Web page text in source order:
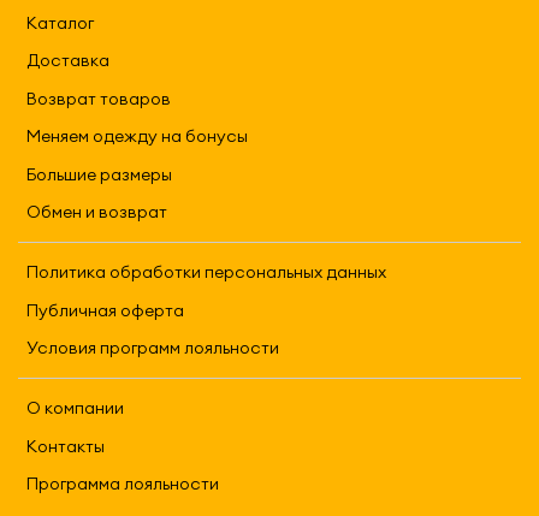
Каталог
Доставка
Возврат товаров
Меняем одежду на бонусы
Большие размеры
Обмен и возврат
Политика обработки персональных данных
Публичная оферта
Условия программ лояльности
О компании
Контакты
Программа лояльности